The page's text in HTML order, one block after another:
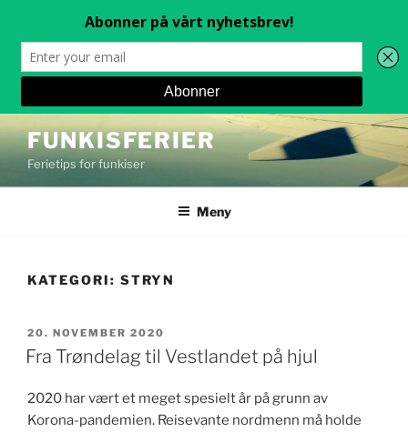
til
innhold
FUNKISFERIER
Ferietips for funkiser
Meny
KATEGORI: STRYN
PUBLISERT
20. NOVEMBER 2020
Fra Trøndelag til Vestlandet på hjul
2020 har vært et meget spesielt år på grunn av
Korona-pandemien. Reisevante nordmenn må holde